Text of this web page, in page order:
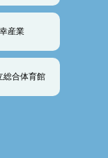
産業
総合体育館